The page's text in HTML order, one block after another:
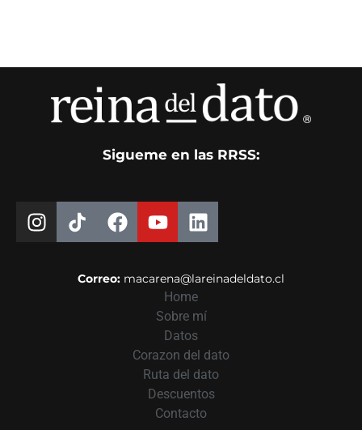
Sigueme en las RRSS:
Correo: macarena@lareinadeldato.cl
Home
Sobre mí
Datos
Corazon del dato
Ruta del dato
Descuentos
Contacto